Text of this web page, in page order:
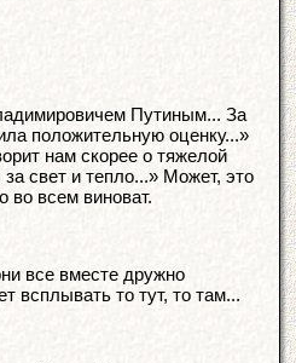
Путиным... За
положительную оценку...»
нам скорее о тяжелой
свет и тепло...» Может, это
во всем виноват.
все вместе дружно
всплывать то тут, то там...